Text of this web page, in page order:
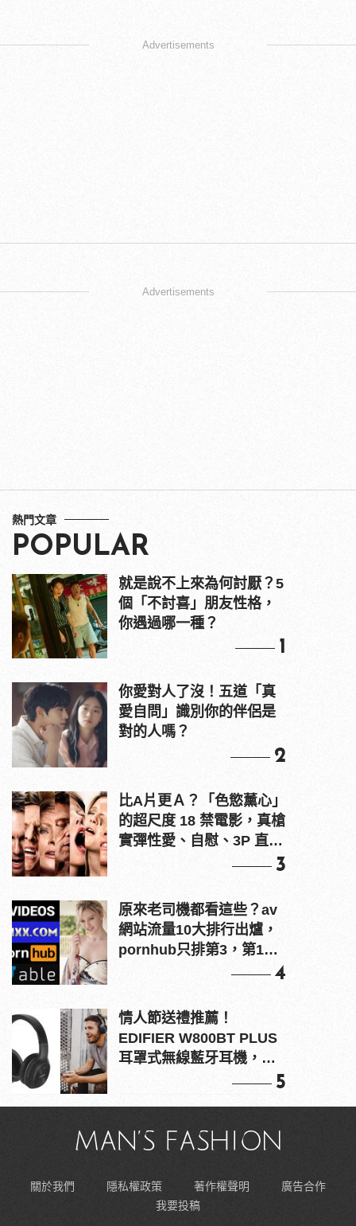
Advertisements
Advertisements
熱門文章
POPULAR
就是說不上來為何討厭？5
個「不討喜」朋友性格，
你遇過哪一種？
1
你愛對人了沒！五道「真
愛自問」識別你的伴侶是
對的人嗎？
2
比A片更Ａ？「色慾薰心」
的超尺度 18 禁電影，真槍
實彈性愛、自慰、3P 直接
3
原來老司機都看這些？av
網站流量10大排行出爐，
pornhub只排第3，第1名
4
情人節送禮推薦！
EDIFIER W800BT PLUS
耳罩式無線藍牙耳機，在
5
關於我們 隱私權政策 著作權聲明
廣告合作
我要投稿